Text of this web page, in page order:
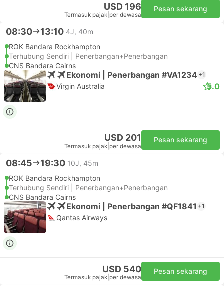
USD 196
Termasuk pajak per dewasa
Pesan sekarang
08:30 13:10 4J, 40m
ROK Bandara Rockhampton
Terhubung Sendiri | Penerbangan+Penerbangan
CNS Bandara Cairns
Ekonomi | Penerbangan #VA1234 +1
Virgin Australia 5.0
USD 201
Termasuk pajak per dewasa
Pesan sekarang
08:45 19:30 10J, 45m
ROK Bandara Rockhampton
Terhubung Sendiri | Penerbangan+Penerbangan
CNS Bandara Cairns
Ekonomi | Penerbangan #QF1841 +1
Qantas Airways
USD 540
Termasuk pajak per dewasa
Pesan sekarang